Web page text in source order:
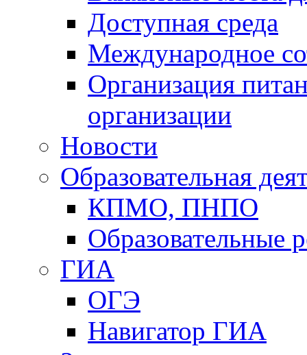
Доступная среда
Международное
Организация
организации
Новости
Образовательная
КПМО, ПНПО
Образовательные
ГИА
ОГЭ
Навигатор ГИА